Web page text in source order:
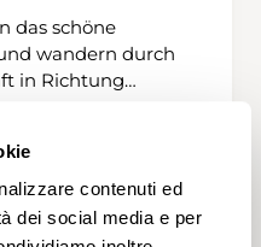
contenuti ed
dei social media e per
das schöne
wandern durch
in Richtung
Feldern.
die der
Charme
verlaufen auf